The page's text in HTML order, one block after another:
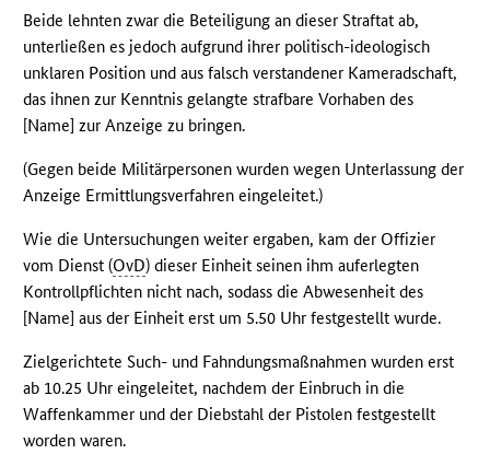
Beide lehnten zwar die Beteiligung an dieser Straftat ab,
unterließen es jedoch aufgrund ihrer politisch-ideologisch
unklaren Position und aus falsch verstandener Kameradschaft,
das ihnen zur Kenntnis gelangte strafbare Vorhaben des
[Name] zur Anzeige zu bringen.
(Gegen beide Militärpersonen wurden wegen Unterlassung der
Anzeige Ermittlungsverfahren eingeleitet.)
Wie die Untersuchungen weiter ergaben, kam der Offizier
vom Dienst (OvD) dieser Einheit seinen ihm auferlegten
Kontrollpflichten nicht nach, sodass die Abwesenheit des
[Name] aus der Einheit erst um 5.50 Uhr festgestellt wurde.
Zielgerichtete Such- und Fahndungsmaßnahmen wurden erst
ab 10.25 Uhr eingeleitet, nachdem der Einbruch in die
Waffenkammer und der Diebstahl der Pistolen festgestellt
worden waren.